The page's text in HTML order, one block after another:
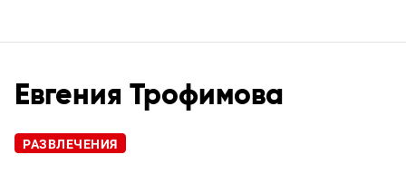
Евгения Трофимова
РАЗВЛЕЧЕНИЯ